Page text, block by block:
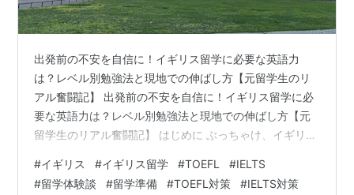
出発前の不安を自信に！イギリス留学に必要な英語力
は？レベル別勉強法と現地での伸ばし方【元留学生のリ
アル奮闘記】 出発前の不安を自信に！イギリス留学に必
要な英語力は？レベル別勉強法と現地での伸ばし方【元
留学生のリアル奮闘記】 はじめに ぶっちゃけ、イギリス
安】 【私のリアル奮闘記】基準点に届かなかった私が、
イギリス留学の夢を掴むまで 【レベル別】出発前にやっ
#イギリス #イギリス留学 #TOEFL #IELTS
#留学体験談 #留学準備 #TOEFL対策 #IELTS対策